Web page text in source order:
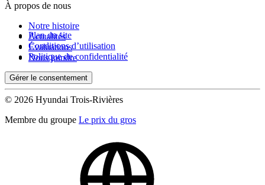
À propos de nous
Notre histoire
Actualités
Évaluations
Nous joindre
Plan du site
Conditions d’utilisation
Politique de confidentialité
Gérer le consentement
© 2026 Hyundai Trois-Rivières
Membre du groupe Le prix du gros